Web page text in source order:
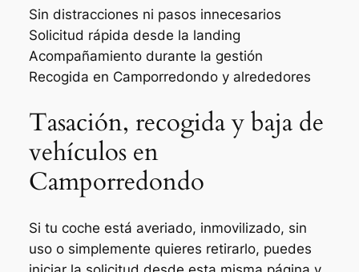
Sin distracciones ni pasos innecesarios
Solicitud rápida desde la landing
Acompañamiento durante la gestión
Recogida en Camporredondo y alrededores
Tasación, recogida y baja de
vehículos en
Camporredondo
Si tu coche está averiado, inmovilizado, sin
uso o simplemente quieres retirarlo, puedes